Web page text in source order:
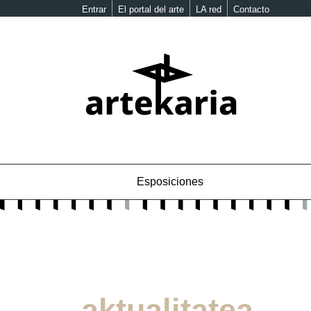
Entrar El portal del arte LA red Contacto
Esposiciones